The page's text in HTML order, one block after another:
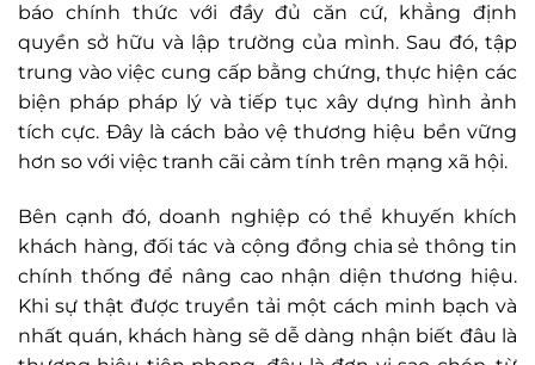
báo chính thức với đầy đủ căn cứ, khẳng định
quyền sở hữu và lập trường của mình. Sau đó, tập
trung vào việc cung cấp bằng chứng, thực hiện các
biện pháp pháp lý và tiếp tục xây dựng hình ảnh
tích cực. Đây là cách bảo vệ thương hiệu bền vững
hơn so với việc tranh cãi cảm tính trên mạng xã hội.
Bên cạnh đó, doanh nghiệp có thể khuyến khích
khách hàng, đối tác và cộng đồng chia sẻ thông tin
chính thống để nâng cao nhận diện thương hiệu.
Khi sự thật được truyền tải một cách minh bạch và
nhất quán, khách hàng sẽ dễ dàng nhận biết đâu là